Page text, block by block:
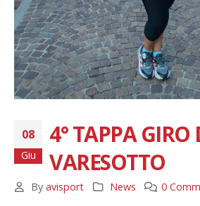
08
Giu
4° TAPPA GIRO
VARESOTTO
By avisport News 0